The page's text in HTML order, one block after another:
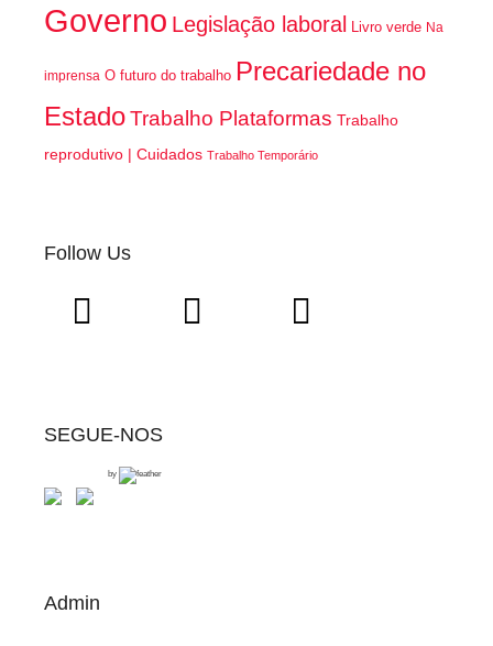
Governo Legislação laboral Livro verde Na
imprensa O futuro do trabalho Precariedade no
EstadoTrabalho Plataformas Trabalho
reprodutivo | Cuidados Trabalho Temporário
Follow Us
SEGUE-NOS
by
Admin